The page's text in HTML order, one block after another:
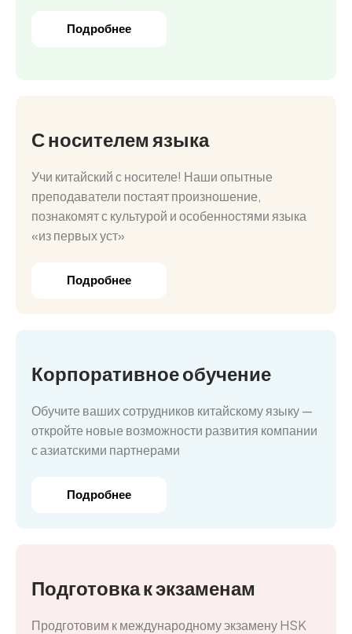
Подробнее
С носителем языка
Учи китайский с носителе! Наши опытные
преподаватели постаят произношение,
познакомят с культурой и особенностями языка
«из первых уст»
Подробнее
Корпоративное обучение
Обучите ваших сотрудников китайскому языку —
откройте новые возможности развития компании
с азиатскими партнерами
Подробнее
Подготовка к экзаменам
Продготовим к международному экзамену HSK